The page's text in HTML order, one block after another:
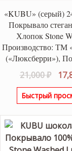
«KUBU» (серый)
Покрывало
Хлопок Stone
Производство: ТМ
(«Люксберри»),
21,000₽
цена
Быстрый